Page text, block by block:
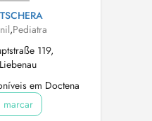
,Pediatra
119,
em Doctena
marcar